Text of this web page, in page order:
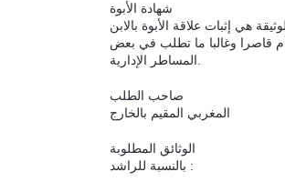
شهادة الأبوة
هي إثبات علاقة الأبوة بالابن
قاصرا وغالبا ما تطلب في بعض
المساطر الإدارية.
صاحب الطلب
المغربي المقيم بالخارج
الوثائق المطلوبة
بالنسبة للراشد :